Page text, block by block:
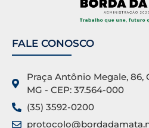
FALE CONOSCO
Praça Antônio Megale, 86,
MG - CEP: 37.564-000
(35) 3592-0200